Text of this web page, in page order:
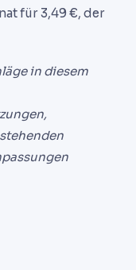
für 3,49 €, der
in diesem